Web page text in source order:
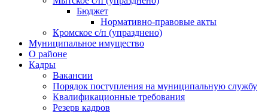
Бюджет
Нормативно-правовые акты
Кромское с/п (упразднено)
Муниципальное имущество
О районе
Кадры
Вакансии
Порядок поступления на муниципальную службу
Квалификационные требования
Резерв кадров